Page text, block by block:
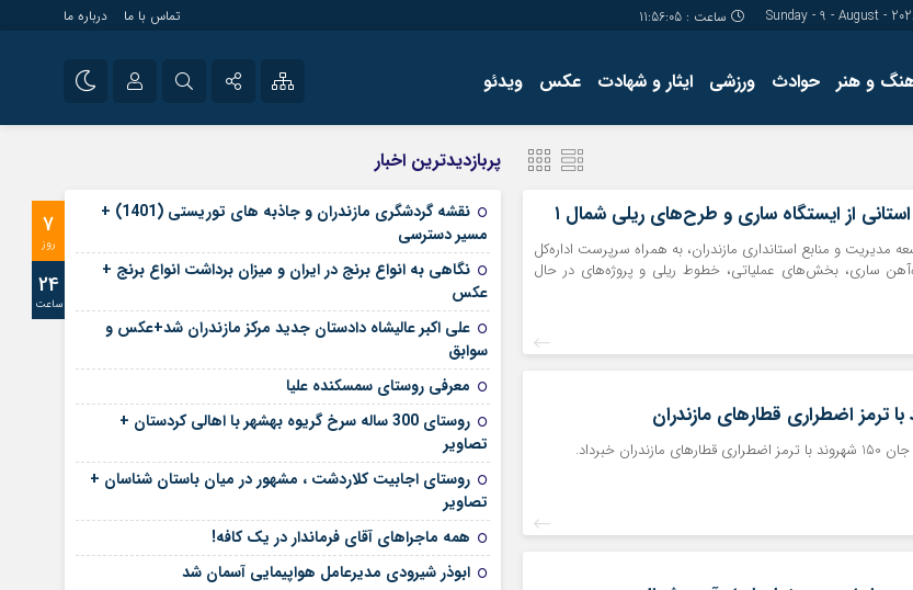
ساعت : 11:56:06 تماس با ما درباره ما
و هنر حوادث ورزشی ایثار و شهادت عکس ویدئو
رمز عبور
مرا به خاطر بسپار
کارگاه آموزشی راه اندازی سایت و
تولید محتوا سایت های خبری و
مجله ای
از ایستگاه ساری و طرح‌های ریلی شمال ۱
و منابع استانداری مازندران، به همراه سرپرست اداره‌کل
ایستگاه راه‌آهن ساری، بخش‌های عملیاتی، خطوط ریلی و پروژه‌های در حال
خبرداد.
پربازدیدترین اخبار
7
روز
24
ساعت
نقشه گردشگری مازندران و جاذبه های توریستی (1401) +
مسیر دسترسی
نگاهی به انواع برنج در ایران و میزان برداشت انواع برنج +
عکس
علی‌ اکبر عالیشاه دادستان جدید مرکز مازندران شد+عکس و
سوابق
معرفی روستای سمسکنده علیا
روستای 300 ساله سرخ ‌گریوه بهشهر با اهالی کردستان +
تصاویر
روستای اجابیت کلاردشت ، مشهور در میان باستان شناسان +
تصاویر
همه ماجراهای آقای فرماندار در یک کافه!
ابوذر شیرودی مدیرعامل هواپیمایی آسمان شد